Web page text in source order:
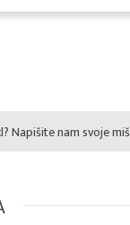
Napišite nam svoje